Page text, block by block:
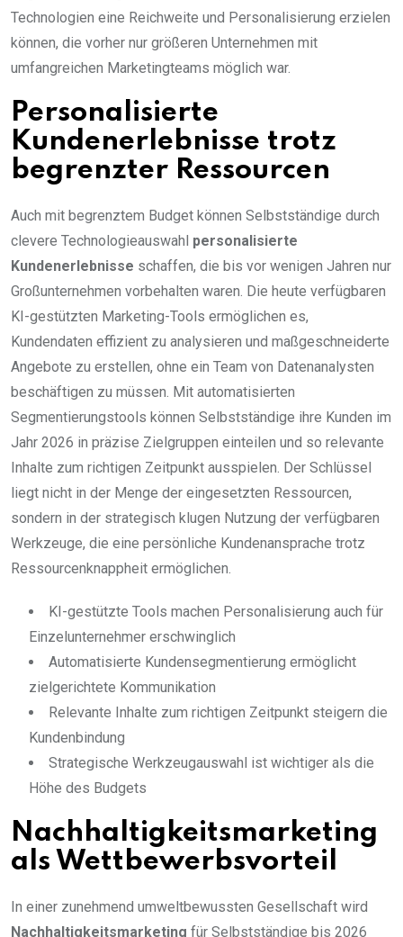
Technologien eine Reichweite und Personalisierung erzielen
können, die vorher nur größeren Unternehmen mit
umfangreichen Marketingteams möglich war.
Personalisierte
Kundenerlebnisse trotz
begrenzter Ressourcen
Auch mit begrenztem Budget können Selbstständige durch
clevere Technologieauswahl personalisierte
Kundenerlebnisse schaffen, die bis vor wenigen Jahren nur
Großunternehmen vorbehalten waren. Die heute verfügbaren
KI-gestützten Marketing-Tools ermöglichen es,
Kundendaten effizient zu analysieren und maßgeschneiderte
Angebote zu erstellen, ohne ein Team von Datenanalysten
beschäftigen zu müssen. Mit automatisierten
Segmentierungstools können Selbstständige ihre Kunden im
Jahr 2026 in präzise Zielgruppen einteilen und so relevante
Inhalte zum richtigen Zeitpunkt ausspielen. Der Schlüssel
liegt nicht in der Menge der eingesetzten Ressourcen,
sondern in der strategisch klugen Nutzung der verfügbaren
Werkzeuge, die eine persönliche Kundenansprache trotz
Ressourcenknappheit ermöglichen.
KI-gestützte Tools machen Personalisierung auch für
Einzelunternehmer erschwinglich
Automatisierte Kundensegmentierung ermöglicht
zielgerichtete Kommunikation
Relevante Inhalte zum richtigen Zeitpunkt steigern die
Kundenbindung
Strategische Werkzeugauswahl ist wichtiger als die
Höhe des Budgets
Nachhaltigkeitsmarketing
als Wettbewerbsvorteil
In einer zunehmend umweltbewussten Gesellschaft wird
Nachhaltigkeitsmarketing für Selbstständige bis 2026